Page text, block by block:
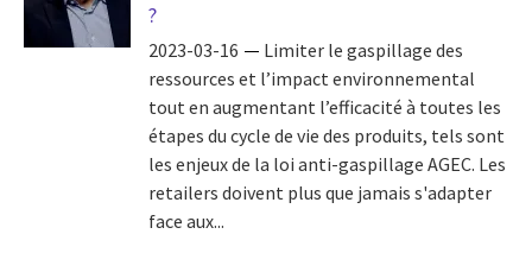
?
2023-03-16
Limiter le gaspillage des
ressources et l’impact environnemental
tout en augmentant l’efficacité à toutes les
étapes du cycle de vie des produits, tels sont
les enjeux de la loi anti-gaspillage AGEC. Les
retailers doivent plus que jamais s'adapter
face aux...